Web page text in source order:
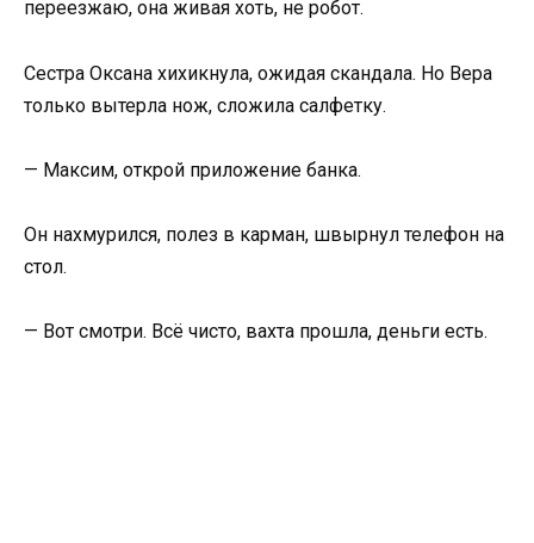
переезжаю, она живая хоть, не робот.
Сестра Оксана хихикнула, ожидая скандала. Но Вера
только вытерла нож, сложила салфетку.
— Максим, открой приложение банка.
Он нахмурился, полез в карман, швырнул телефон на
стол.
— Вот смотри. Всё чисто, вахта прошла, деньги есть.